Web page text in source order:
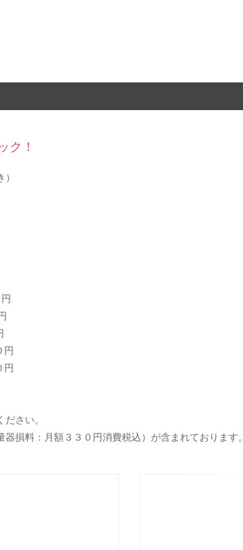
ク！
円
円
さい。
損料：月額３３０円消費税込）が含まれております。